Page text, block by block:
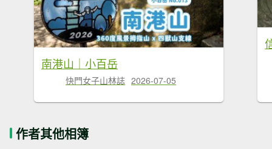
南港山｜小百岳
快門女子山林誌 2026-07-05
作者其他相簿